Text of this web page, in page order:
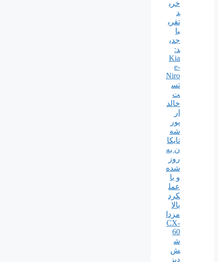
خری
د
تقری
با
جدی
د:
Kia
e-
Niro
تس
ت
خالد
ار
پور
شه
تایکا
ن به
روز
شده
و با
عمل
کرد
بالا
مزدا
CX-
60
ش
ش
دیز